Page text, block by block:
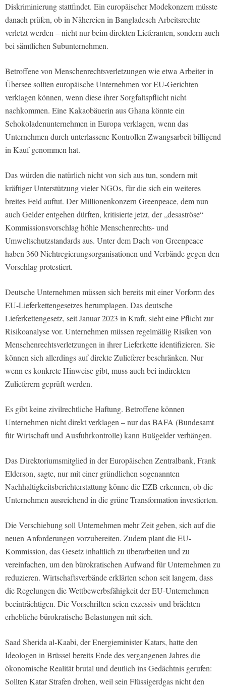
Diskriminierung stattfindet. Ein europäischer Modekonzern müsste
danach prüfen, ob in Nähereien in Bangladesch Arbeitsrechte
verletzt werden – nicht nur beim direkten Lieferanten, sondern auch
bei sämtlichen Subunternehmen.
Betroffene von Menschenrechtsverletzungen wie etwa Arbeiter in
Übersee sollten europäische Unternehmen vor EU-Gerichten
verklagen können, wenn diese ihrer Sorgfaltspflicht nicht
nachkommen. Eine Kakaobäuerin aus Ghana könnte ein
Schokoladenunternehmen in Europa verklagen, wenn das
Unternehmen durch unterlassene Kontrollen Zwangsarbeit billigend
in Kauf genommen hat.
Das würden die natürlich nicht von sich aus tun, sondern mit
kräftiger Unterstützung vieler NGOs, für die sich ein weiteres
breites Feld auftut. Der Millionenkonzern Greenpeace, dem nun
auch Gelder entgehen dürften, kritisierte jetzt, der „desaströse“
Kommissionsvorschlag höhle Menschenrechts- und
Umweltschutzstandards aus. Unter dem Dach von Greenpeace
haben 360 Nichtregierungsorganisationen und Verbände gegen den
Vorschlag protestiert.
Deutsche Unternehmen müssen sich bereits mit einer Vorform des
EU-Lieferkettengesetzes herumplagen. Das deutsche
Lieferkettengesetz, seit Januar 2023 in Kraft, sieht eine Pflicht zur
Risikoanalyse vor. Unternehmen müssen regelmäßig Risiken von
Menschenrechtsverletzungen in ihrer Lieferkette identifizieren. Sie
können sich allerdings auf direkte Zulieferer beschränken. Nur
wenn es konkrete Hinweise gibt, muss auch bei indirekten
Zulieferern geprüft werden.
Es gibt keine zivilrechtliche Haftung. Betroffene können
Unternehmen nicht direkt verklagen – nur das BAFA (Bundesamt
für Wirtschaft und Ausfuhrkontrolle) kann Bußgelder verhängen.
Das Direktoriumsmitglied in der Europäischen Zentralbank, Frank
Elderson, sagte, nur mit einer gründlichen sogenannten
Nachhaltigkeitsberichterstattung könne die EZB erkennen, ob die
Unternehmen ausreichend in die grüne Transformation investierten.
Die Verschiebung soll Unternehmen mehr Zeit geben, sich auf die
neuen Anforderungen vorzubereiten. Zudem plant die EU-
Kommission, das Gesetz inhaltlich zu überarbeiten und zu
vereinfachen, um den bürokratischen Aufwand für Unternehmen zu
reduzieren. ​Wirtschaftsverbände erklärten schon seit langem, dass
die Regelungen die Wettbewerbsfähigkeit der EU-Unternehmen
beeinträchtigen. Die Vorschriften seien exzessiv und brächten
erhebliche bürokratische Belastungen mit sich. ​
Saad Sherida al-Kaabi, der Energieminister Katars, hatte den
Ideologen in Brüssel bereits Ende des vergangenen Jahres die
ökonomische Realität brutal und deutlich ins Gedächtnis gerufen:
Sollten Katar Strafen drohen, weil sein Flüssigerdgas nicht den